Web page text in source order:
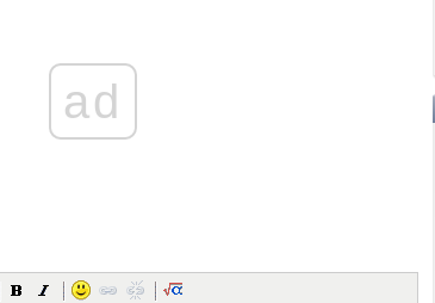
ad